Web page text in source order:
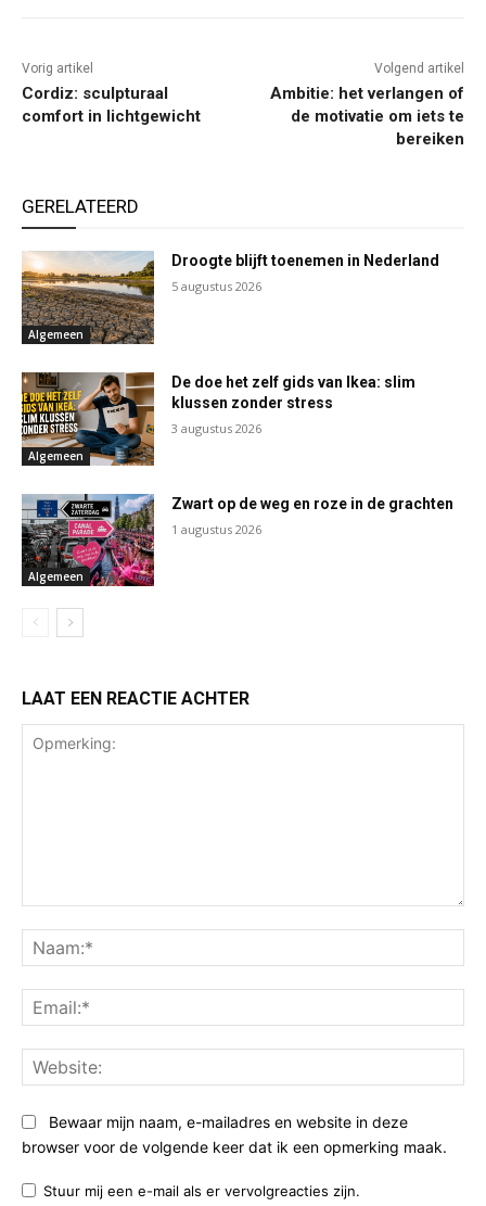
Vorig artikel
Cordiz: sculpturaal
comfort in lichtgewicht
Volgend artikel
Ambitie: het verlangen of
de motivatie om iets te
bereiken
GERELATEERD
Algemeen
Droogte blijft toenemen in Nederland
5 augustus 2026
Algemeen
De doe het zelf gids van Ikea: slim
klussen zonder stress
3 augustus 2026
Algemeen
Zwart op de weg en roze in de grachten
1 augustus 2026
LAAT EEN REACTIE ACHTER
Bewaar mijn naam, e-mailadres en website in deze
browser voor de volgende keer dat ik een opmerking maak.
Stuur mij een e-mail als er vervolgreacties zijn.